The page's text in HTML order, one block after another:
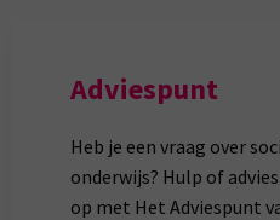
Adviespunt
Heb je een vraag over
onderwijs? Hulp of
op met Het Adviespunt